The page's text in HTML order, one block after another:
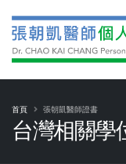
台灣相關學
首頁 張朝凱醫師證書